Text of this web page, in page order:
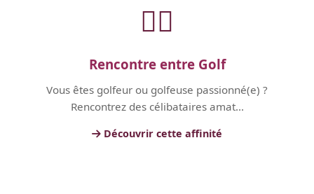
🏃‍♂️
Rencontre entre Golf
Vous êtes golfeur ou golfeuse passionné(e) ?
Rencontrez des célibataires amat...
Découvrir cette affinité